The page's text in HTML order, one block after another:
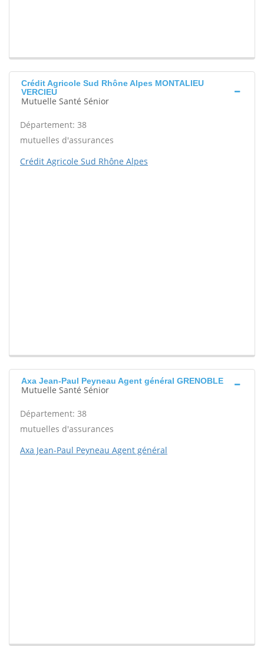
Crédit Agricole Sud Rhône Alpes MONTALIEU
VERCIEU
Mutuelle Santé Sénior
Département: 38
mutuelles d'assurances
Crédit Agricole Sud Rhône Alpes
Axa Jean-Paul Peyneau Agent général GRENOBLE
Mutuelle Santé Sénior
Département: 38
mutuelles d'assurances
Axa Jean-Paul Peyneau Agent général